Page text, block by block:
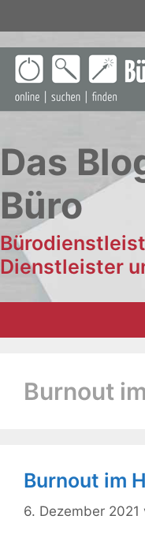
Inhalt
springen
Das
Büro
Dienstleister
Burnout
Burnout im
6. Dezember 2021